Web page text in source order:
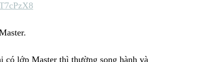
lớp Master thì thường song hành và